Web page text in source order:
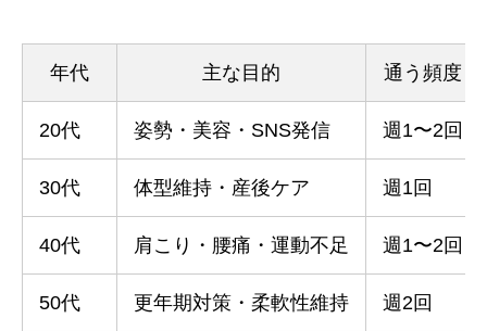
年代 主な目的 通う頻度
20代 姿勢・美容・SNS発信 週1〜2回
30代 体型維持・産後ケア 週1回
40代 肩こり・腰痛・運動不足 週1〜2回
50代 更年期対策・柔軟性維持 週2回